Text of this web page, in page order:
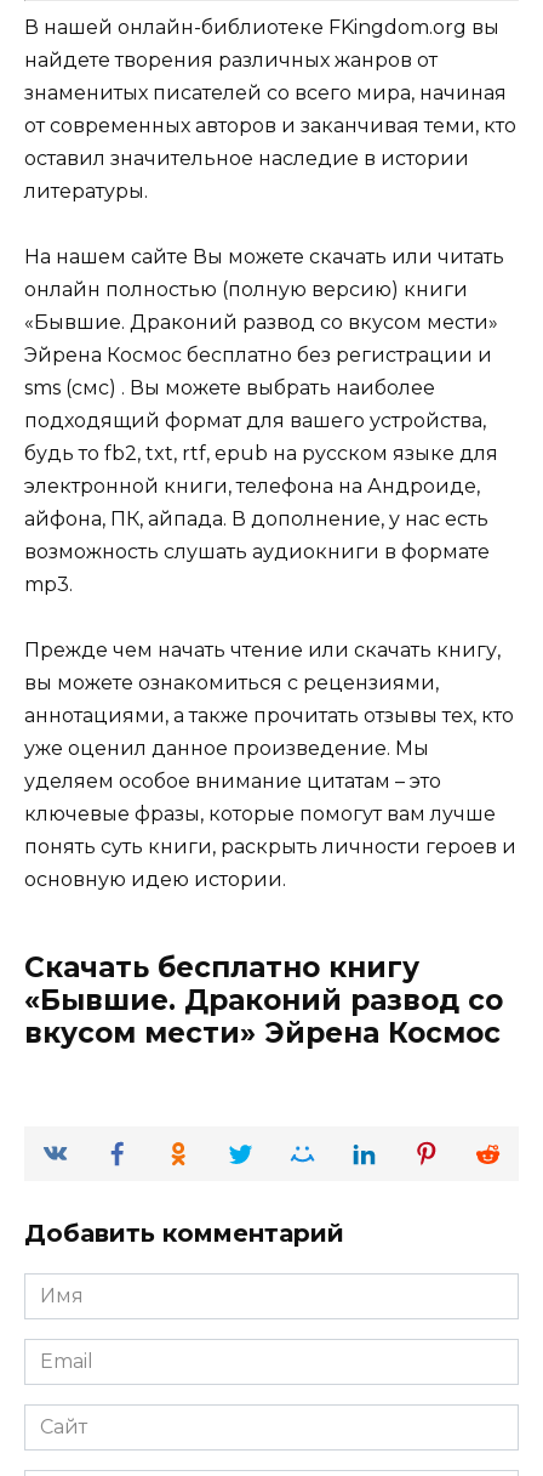
В нашей онлайн-библиотеке FKingdom.org вы
найдете творения различных жанров от
знаменитых писателей со всего мира, начиная
от современных авторов и заканчивая теми, кто
оставил значительное наследие в истории
литературы.
На нашем сайте Вы можете скачать или читать
онлайн полностью (полную версию) книги
«Бывшие. Драконий развод со вкусом мести»
Эйрена Космос бесплатно без регистрации и
sms (смс) . Вы можете выбрать наиболее
подходящий формат для вашего устройства,
будь то fb2, txt, rtf, epub на русском языке для
электронной книги, телефона на Андроиде,
айфона, ПК, айпада. В дополнение, у нас есть
возможность слушать аудиокниги в формате
mp3.
Прежде чем начать чтение или скачать книгу,
вы можете ознакомиться с рецензиями,
аннотациями, а также прочитать отзывы тех, кто
уже оценил данное произведение. Мы
уделяем особое внимание цитатам – это
ключевые фразы, которые помогут вам лучше
понять суть книги, раскрыть личности героев и
основную идею истории.
Скачать бесплатно книгу
«Бывшие. Драконий развод со
вкусом мести» Эйрена Космос
Добавить комментарий
Имя
*
Email
*
Сайт